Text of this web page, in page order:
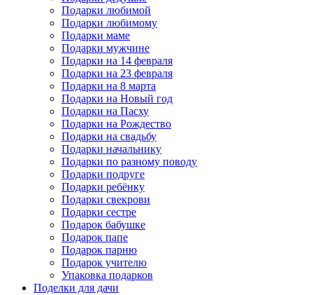
Подарки любимой
Подарки любимому
Подарки маме
Подарки мужчине
Подарки на 14 февраля
Подарки на 23 февраля
Подарки на 8 марта
Подарки на Новый год
Подарки на Пасху
Подарки на Рождество
Подарки на свадьбу
Подарки начальнику
Подарки по разному поводу
Подарки подруге
Подарки ребёнку
Подарки свекрови
Подарки сестре
Подарок бабушке
Подарок папе
Подарок парню
Подарок учителю
Упаковка подарков
Поделки для дачи